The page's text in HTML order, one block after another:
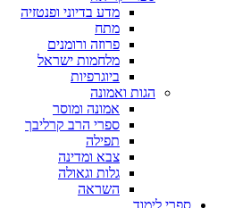
מדע בדיוני ופנטזיה
מתח
פרוזה ורומנים
מלחמות ישראל
ביוגרפיות
הגות ואמונה
אמונה ומוסר
ספרי הרב קרליבך
תפילה
צבא ומדינה
גלות וגאולה
השראה